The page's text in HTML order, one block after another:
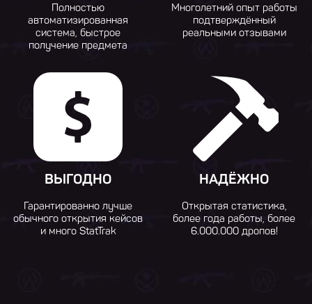
Полностью
автоматизированная
система, быстрое
получение предмета
Многолетний опыт работы
подтверждённый
реальными отзывами
ВЫГОДНО
Гарантированно лучше
обычного открытия кейсов
и много StatTrak
НАДЁЖНО
Открытая статистика,
более года работы, более
6.000.000 дропов!